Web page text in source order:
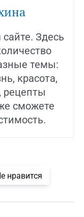
Здесь
темы:
красота,
рецепты
сможете
нравится